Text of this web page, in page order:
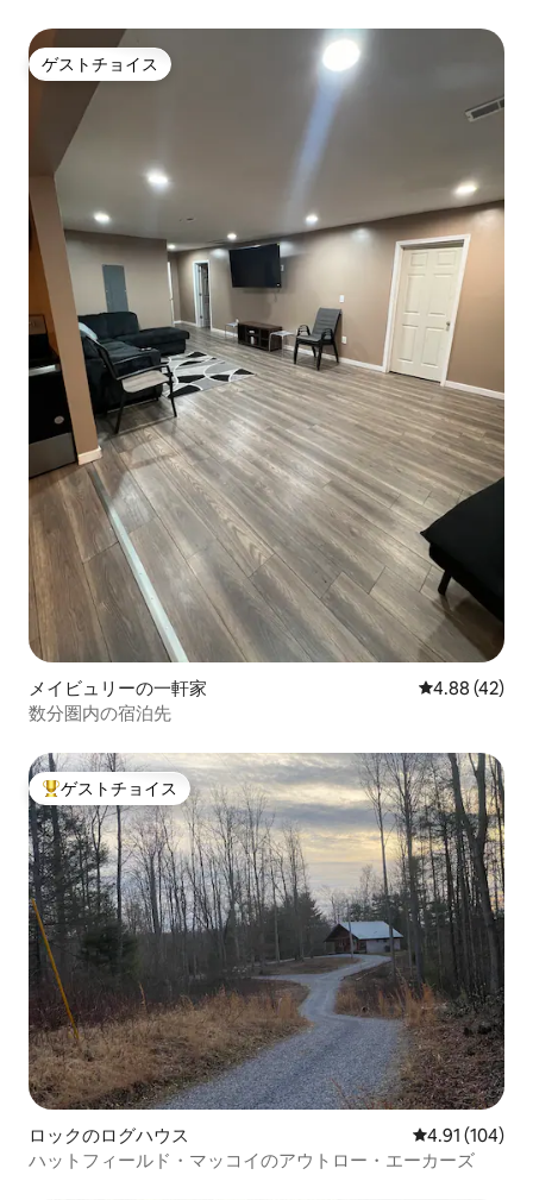
ゲストチョイス
ゲストチョイス
メイビュリーの一軒家 レビュー42
4.88 (42)
数分圏内の宿泊先
大好評のゲストチョイスです。
ゲストチョイス
ロックのログハウス レビュー104
4.91 (104)
ハットフィールド・マッコイのアウトロー・エーカーズ